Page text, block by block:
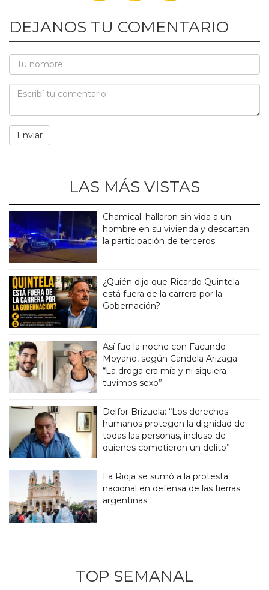
DEJANOS TU COMENTARIO
LAS MÁS VISTAS
Chamical: hallaron sin vida a un
hombre en su vivienda y descartan
la participación de terceros
¿Quién dijo que Ricardo Quintela
está fuera de la carrera por la
Gobernación?
Así fue la noche con Facundo
Moyano, según Candela Arizaga:
“La droga era mía y ni siquiera
tuvimos sexo”
Delfor Brizuela: “Los derechos
humanos protegen la dignidad de
todas las personas, incluso de
quienes cometieron un delito”
La Rioja se sumó a la protesta
nacional en defensa de las tierras
argentinas
TOP SEMANAL